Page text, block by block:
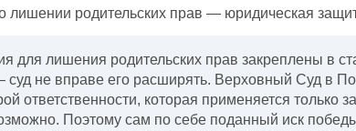
для лишения родительских прав закреплены в
не вправе его расширять. Верховный Суд в
ответственности, которая применяется только
Поэтому сам по себе поданный иск